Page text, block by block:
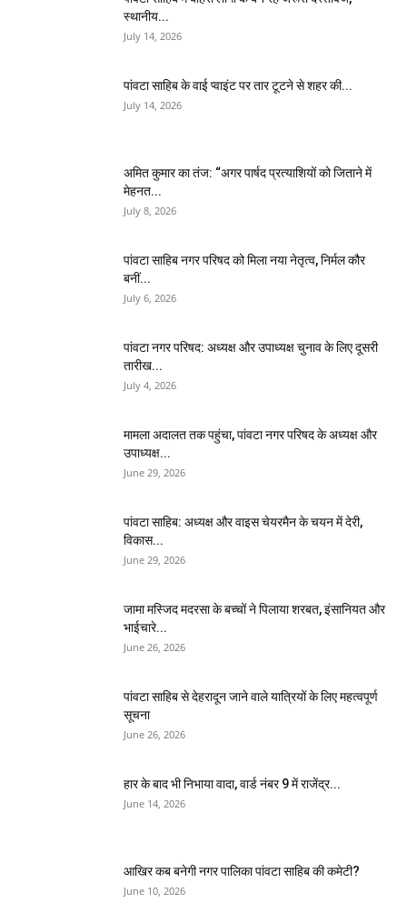
स्थानीय...
July 14, 2026
पांवटा साहिब के वाई प्वाइंट पर तार टूटने से शहर की...
July 14, 2026
अमित कुमार का तंज: “अगर पार्षद प्रत्याशियों को जिताने में
मेहनत...
July 8, 2026
पांवटा साहिब नगर परिषद को मिला नया नेतृत्व, निर्मल कौर
बनीं...
July 6, 2026
पांवटा नगर परिषद: अध्यक्ष और उपाध्यक्ष चुनाव के लिए दूसरी
तारीख...
July 4, 2026
मामला अदालत तक पहुंचा, पांवटा नगर परिषद के अध्यक्ष और
उपाध्यक्ष...
June 29, 2026
पांवटा साहिब: अध्यक्ष और वाइस चेयरमैन के चयन में देरी,
विकास...
June 29, 2026
जामा मस्जिद मदरसा के बच्चों ने पिलाया शरबत, इंसानियत और
भाईचारे...
June 26, 2026
पांवटा साहिब से देहरादून जाने वाले यात्रियों के लिए महत्वपूर्ण
सूचना
June 26, 2026
हार के बाद भी निभाया वादा, वार्ड नंबर 9 में राजेंद्र...
June 14, 2026
आखिर कब बनेगी नगर पालिका पांवटा साहिब की कमेटी?
June 10, 2026